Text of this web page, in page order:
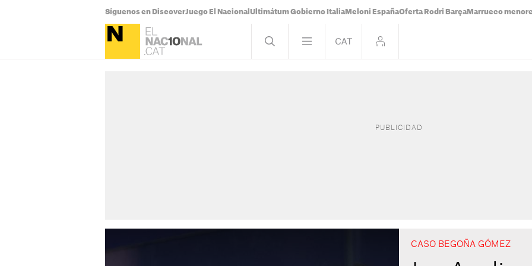
Síguenos en DiscoverJuego El Nacional Ultimátum Gobierno Italia Meloni EspañaOferta Rodri Barça Marrueco
CASO BEGOÑA GÓMEZ